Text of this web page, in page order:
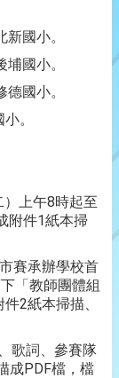
國小。
國小。
國小。
。
上午8時起至
附件1紙本掃
賽承辦學校首
「教師團體組
2紙本掃描、
歌詞、參賽隊
成PDF檔，檔